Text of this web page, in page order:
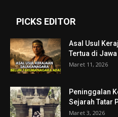
PICKS EDITOR
Asal Usul
Tertua di
Maret 11, 2026
Peninggalan
Sejarah Tatar
Maret 3, 2026